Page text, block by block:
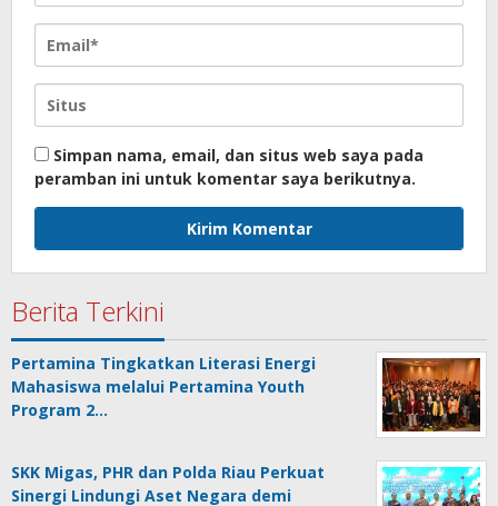
Simpan nama, email, dan situs web saya pada
peramban ini untuk komentar saya berikutnya.
Berita Terkini
Pertamina Tingkatkan Literasi Energi
Mahasiswa melalui Pertamina Youth
Program 2…
SKK Migas, PHR dan Polda Riau Perkuat
Sinergi Lindungi Aset Negara demi